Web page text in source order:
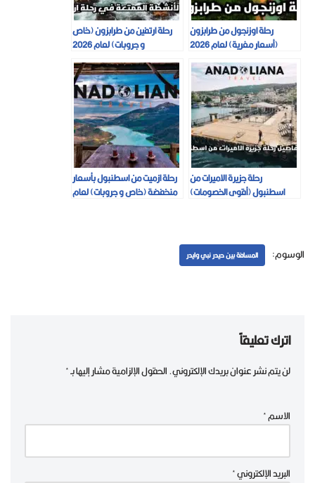
رحلة اوزنجول من طرابزون
(أسعار مغرية) لعام 2026
رحلة ارتفين من طرابزون (خاص
و جروبات) لعام 2026
رحلة جزيرة الاميرات من
اسطنبول (أقوى الخصومات)
رحلة ازميت من اسطنبول بأسعار
منخفضة (خاص و جروبات) لعام
الوسوم: المسافة بين حيدر نبي وايدر
اترك تعليقاً
لن يتم نشر عنوان بريدك الإلكتروني.الحقول الإلزامية مشار إليها بـ*
الاسم*
البريد الإلكتروني*